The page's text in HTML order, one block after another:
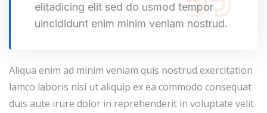
elitadicing elit sed do usmod tempor
uincididunt enim minim veniam nostrud.
Aliqua enim ad minim veniam quis nostrud exercitation
lamco laboris nisi ut aliquip ex ea commodo consequat
duis aute irure dolor in reprehenderit in voluptate velit